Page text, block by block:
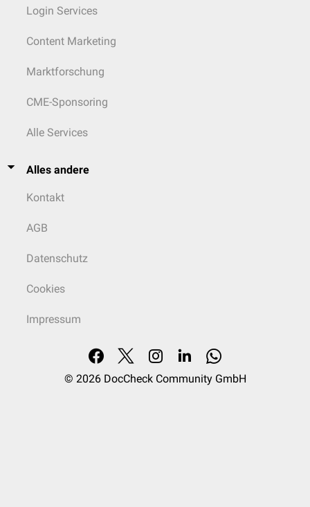
Login Services
Content Marketing
Marktforschung
CME-Sponsoring
Alle Services
Alles andere
Kontakt
AGB
Datenschutz
Cookies
Impressum
© 2026 DocCheck Community GmbH